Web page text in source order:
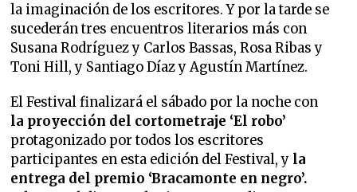
la imaginación de los escritores. Y por la tarde se
sucederán tres encuentros literarios más con
Susana Rodríguez y Carlos Bassas, Rosa Ribas y
Toni Hill, y Santiago Díaz y Agustín Martínez.
El Festival finalizará el sábado por la noche con
la proyección del cortometraje ‘El robo’
protagonizado por todos los escritores
participantes en esta edición del Festival, y la
entrega del premio ‘Bracamonte en negro’.